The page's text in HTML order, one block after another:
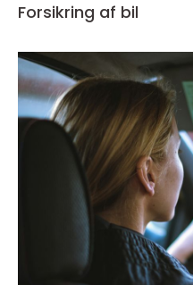
Forsikring af bil